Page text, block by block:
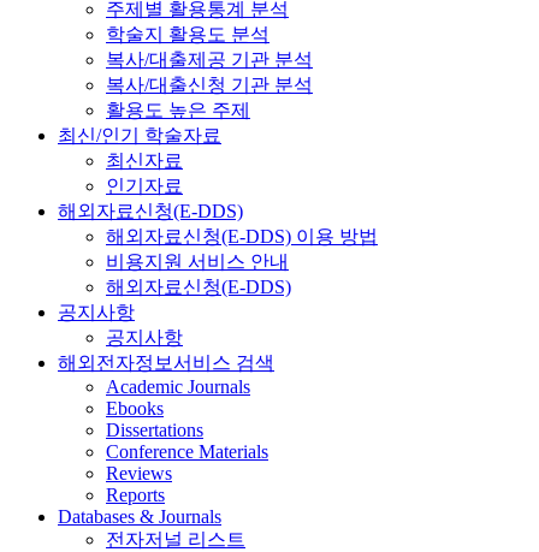
주제별 활용통계 분석
학술지 활용도 분석
복사/대출제공 기관 분석
복사/대출신청 기관 분석
활용도 높은 주제
최신/인기 학술자료
최신자료
인기자료
해외자료신청(E-DDS)
해외자료신청(E-DDS) 이용 방법
비용지원 서비스 안내
해외자료신청(E-DDS)
공지사항
공지사항
해외전자정보서비스 검색
Academic Journals
Ebooks
Dissertations
Conference Materials
Reviews
Reports
Databases & Journals
전자저널 리스트